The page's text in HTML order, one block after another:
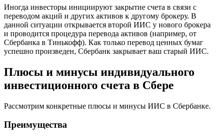
Иногда инвесторы инициируют закрытие счета в связи с
переводом акций и других активов к другому брокеру. В
данной ситуации открывается второй ИИС у нового брокера
и проводится процедура перевода активов (например, от
Сбербанка в Тинькофф). Как только перевод ценных бумаг
успешно произведен, Сбербанк закрывает ваш старый ИИС.
Плюсы и минусы индивидуального
инвестиционного счета в Сбере
Рассмотрим конкретные плюсы и минусы ИИС в Сбербанке.
Преимущества